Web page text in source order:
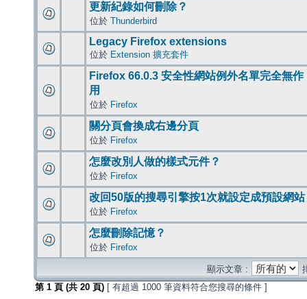
更新紀錄如何刪除？
位於 Thunderbird
Legacy Firefox extensions
位於 Extension 擴充套件
Firefox 66.0.3 安全性網站例外名單完全無作
用
位於 Firefox
關分頁會換成右邊分頁
位於 Firefox
怎麼改別人做的樣式元件？
位於 Firefox
改回50版的搜尋引擎按1次就設定成預設網站
位於 Firefox
怎麼刪除記憶？
位於 Firefox
顯示文章 :
第 1 頁 (共 20 頁) [ 有超過 1000 筆資料符合您搜尋的條件 ]